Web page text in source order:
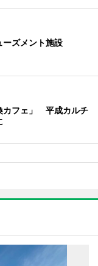
ーズメント施設
カフェ」 平成カルチ